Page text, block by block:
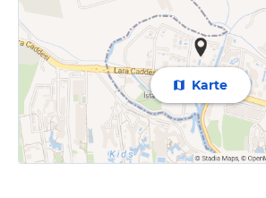
Karte